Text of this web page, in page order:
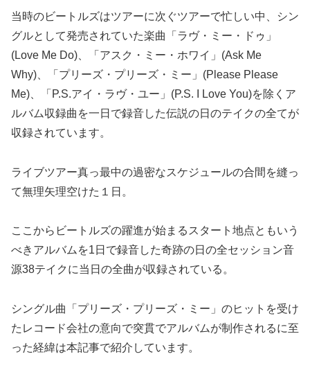
当時のビートルズはツアーに次ぐツアーで忙しい中、シン
グルとして発売されていた楽曲「ラヴ・ミー・ドゥ」
(Love Me Do)、「アスク・ミー・ホワイ」(Ask Me
Why)、「プリーズ・プリーズ・ミー」(Please Please
Me)、「P.S.アイ・ラヴ・ユー」(P.S. I Love You)を除くア
ルバム収録曲を一日で録音した伝説の日のテイクの全てが
収録されています。
ライブツアー真っ最中の過密なスケジュールの合間を縫っ
て無理矢理空けた１日。
ここからビートルズの躍進が始まるスタート地点ともいう
べきアルバムを1日で録音した奇跡の日の全セッション音
源38テイクに当日の全曲が収録されている。
シングル曲「プリーズ・プリーズ・ミー」のヒットを受け
たレコード会社の意向で突貫でアルバムが制作されるに至
った経緯は本記事で紹介しています。